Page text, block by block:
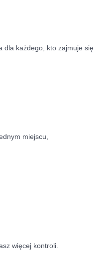
dla każdego, kto zajmuje się
miejscu,
więcej kontroli.